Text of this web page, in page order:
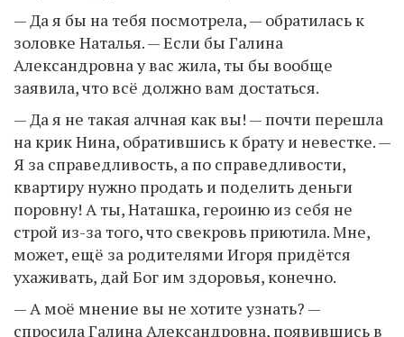
— Да я бы на тебя посмотрела, — обратилась к
золовке Наталья. — Если бы Галина
Александровна у вас жила, ты бы вообще
заявила, что всё должно вам достаться.
— Да я не такая алчная как вы! — почти перешла
на крик Нина, обратившись к брату и невестке. —
Я за справедливость, а по справедливости,
квартиру нужно продать и поделить деньги
поровну! А ты, Наташка, героиню из себя не
строй из-за того, что свекровь приютила. Мне,
может, ещё за родителями Игоря придётся
ухаживать, дай Бог им здоровья, конечно.
— А моё мнение вы не хотите узнать? —
спросила Галина Александровна, появившись в